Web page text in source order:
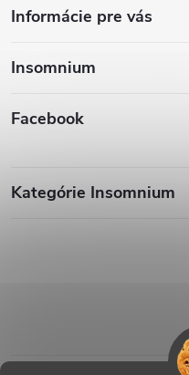
Informácie pre vás
Insomnium
Facebook
Kategórie Insomnium